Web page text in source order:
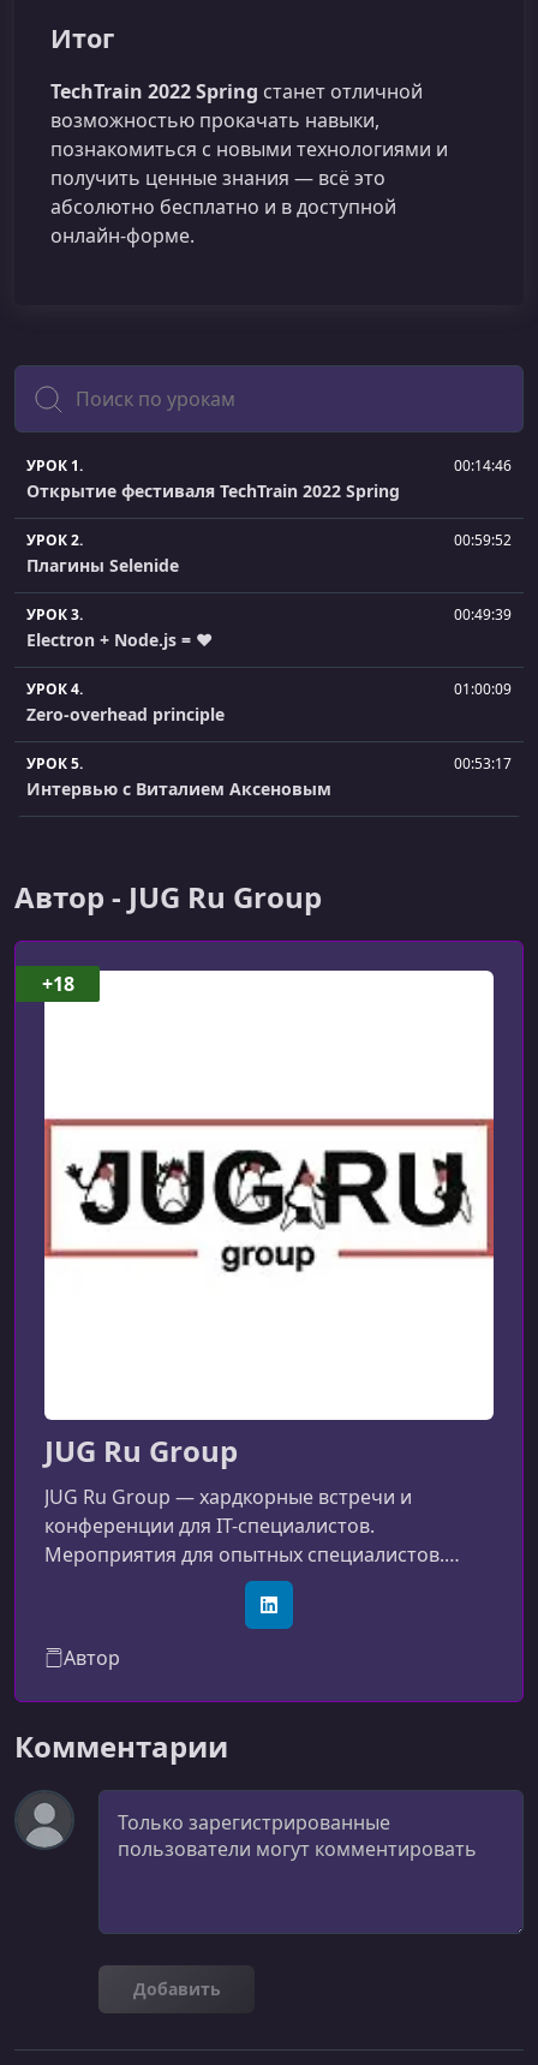
Итог
TechTrain 2022 Spring станет отличной
возможностью прокачать навыки,
познакомиться с новыми технологиями и
получить ценные знания — всё это
абсолютно бесплатно и в доступной
онлайн‑форме.
Поиск
УРОК 1. 00:14:46
Открытие фестиваля TechTrain 2022 Spring
УРОК 2. 00:59:52
Плагины Selenide
УРОК 3. 00:49:39
Electron + Node.js = ❤️
УРОК 4. 01:00:09
Zero-overhead principle
УРОК 5. 00:53:17
Интервью с Виталием Аксеновым
приложение в кроссплатформенное
сэкономить тысячи часов на отладке
Интервью с Павлом Филоновым
УРОК 10. 01:07:16
Почему ваш код функциональный и как с этим жить
УРОК 11. 00:58:59
Автор - JUG Ru Group
JUG Ru Group
JUG Ru Group — хардкорные встречи и
конференции для IT-специалистов.
Мероприятия для опытных специалистов.
Сложные, технические, специализированные.
Тщательно отбирают спикеров, которые
трендах, инструментах, подходах
LinkedIn
Автор
+18
Комментарии
Комментарий
Добавить